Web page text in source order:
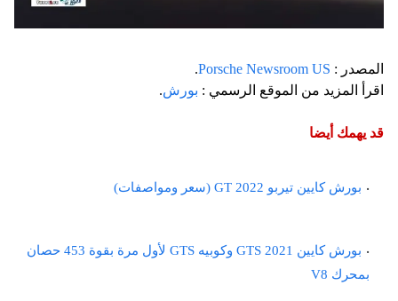
المصدر : Porsche Newsroom US
.
اقرأ المزيد من الموقع الرسمي : بورش.
قد يهمك أيضا
بورش كايين تيربو GT 2022 (سعر ومواصفات)
بورش كايين GTS 2021 وكوبيه GTS لأول مرة بقوة 453 حصان
بمحرك V8